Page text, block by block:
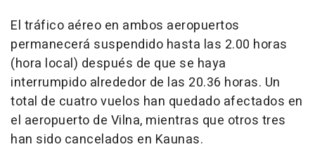
El tráfico aéreo en ambos aeropuertos
permanecerá suspendido hasta las 2.00 horas
(hora local) después de que se haya
interrumpido alrededor de las 20.36 horas. Un
total de cuatro vuelos han quedado afectados en
el aeropuerto de Vilna, mientras que otros tres
han sido cancelados en Kaunas.